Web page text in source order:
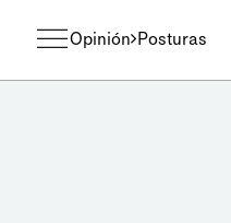
Opinión Posturas